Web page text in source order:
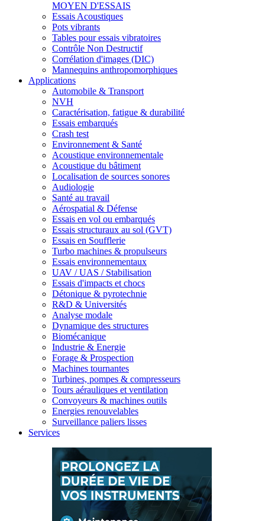
MOYEN D'ESSAIS
Essais Acoustiques
Pots vibrants
Tables pour essais vibratoires
Contrôle Non Destructif
Corrélation d'images (DIC)
Mannequins anthropomorphiques
Applications
Automobile & Transport
NVH
Caractérisation, fatigue & durabilité
Essais embarqués
Crash test
Environnement & Santé
Acoustique environnementale
Acoustique du bâtiment
Localisation de sources sonores
Audiologie
Santé au travail
Aérospatial & Défense
Essais en vol ou embarqués
Essais structuraux au sol (GVT)
Essais en Soufflerie
Turbo machines & propulseurs
Essais environnementaux
UAV / UAS / Stabilisation
Essais d'impacts et chocs
Détonique & pyrotechnie
R&D & Universités
Analyse modale
Dynamique des structures
Biomécanique
Industrie & Energie
Forage & Prospection
Machines tournantes
Turbines, pompes & compresseurs
Tours aérauliques et ventilation
Convoyeurs & machines outils
Energies renouvelables
Surveillance paliers lisses
Services